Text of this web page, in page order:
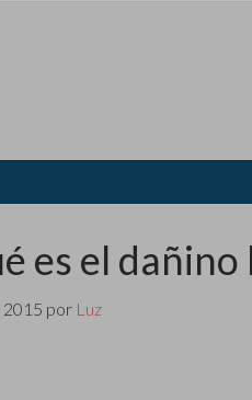
es el
2015 por Luz